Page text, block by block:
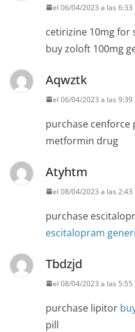
el 06/04/2023 a las 6:33
cetirizine 10mg for
buy zoloft 100mg
Aqwztk
el 06/04/2023 a las 9:39
purchase cenforce
metformin drug
Atyhtm
el 08/04/2023 a las 2:43
purchase
escitalopram
Tbdzjd
el 08/04/2023 a las 5:55
purchase lipitor
pill